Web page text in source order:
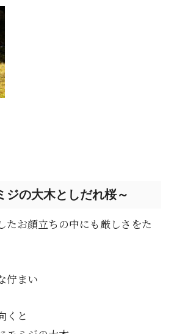
ジの大木としだれ桜～
たお顔立ちの中にも厳しさをた
佇まい
くと